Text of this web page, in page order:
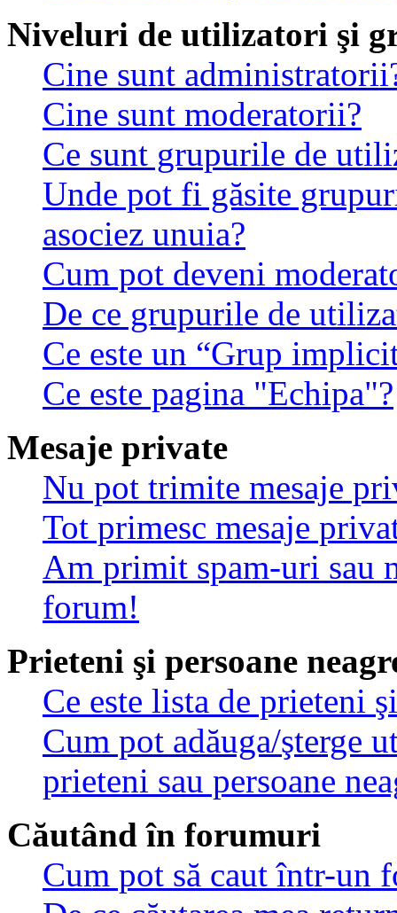
Niveluri de utilizatori şi
Cine sunt
Cine sunt moderatorii?
Ce sunt grupurile de
Unde pot fi găsite
asociez unuia?
Cum pot deveni
De ce grupurile de
Ce este un “Grup
Ce este pagina "Echipa"?
Mesaje private
Nu pot trimite mesaje
Tot primesc mesaje
Am primit spam-uri sau
forum!
Prieteni şi persoane
Ce este lista de prieteni
Cum pot adăuga/şterge
prieteni sau persoane
Căutând în forumuri
Cum pot să caut într-un